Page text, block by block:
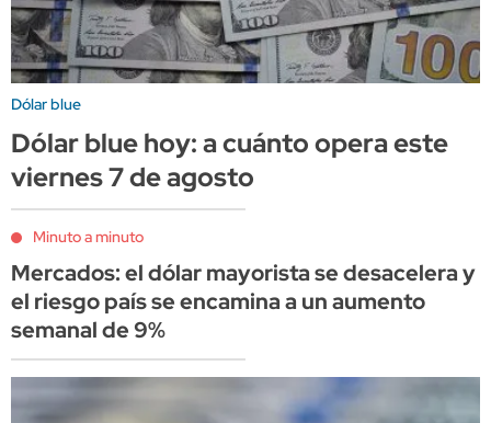
Dólar blue
Dólar blue hoy: a cuánto opera este
viernes 7 de agosto
Minuto a minuto
Mercados: el dólar mayorista se desacelera y
el riesgo país se encamina a un aumento
semanal de 9%